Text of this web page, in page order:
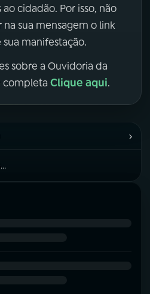
cidadão. Por isso, não
sua mensagem o link
manifestação.
sobre a Ouvidoria da
completa Clique aqui.
›